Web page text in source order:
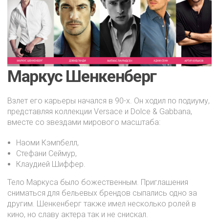
Маркус Шенкенберг
Взлет его карьеры начался в 90-х. Он ходил по подиуму,
представляя коллекции Versace и Dolce & Gabbana,
вместе со звездами мирового масштаба:
Наоми Кэмпбелл,
Стефани Сеймур,
Клаудией Шиффер.
Тело Маркуса было божественным. Приглашения
сниматься для бельевых брендов сыпались одно за
другим. Шенкенберг также имел несколько ролей в
кино, но славу актера так и не снискал.